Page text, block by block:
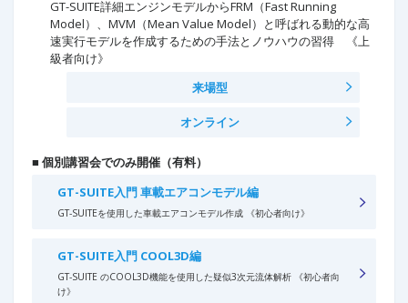
GT-SUITE詳細エンジンモデルからFRM（Fast Running
Model）、MVM（Mean Value Model）と呼ばれる動的な高
速実行モデルを作成するための手法とノウハウの習得 《上
級者向け》
来場型
オンライン
■ 個別講習会でのみ開催（有料）
GT-SUITE入門 車載エアコンモデル編
GT-SUITEを使用した車載エアコンモデル作成 《初心者向け》
GT-SUITE入門 COOL3D編
GT-SUITE のCOOL3D機能を使用した疑似3次元流体解析 《初心者向
け》